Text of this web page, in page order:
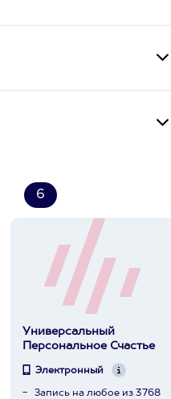
6
Универсальный
Персональное Счастье
Электронный
Запись на любое из 3768